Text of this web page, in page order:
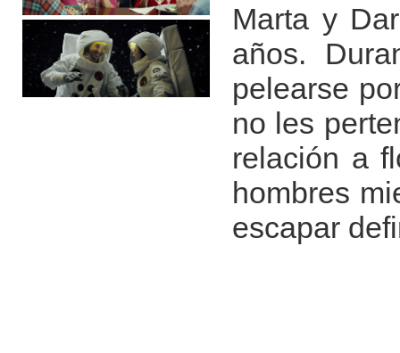
Marta y
años.
pelearse
no les
relación a
hombres
escapar